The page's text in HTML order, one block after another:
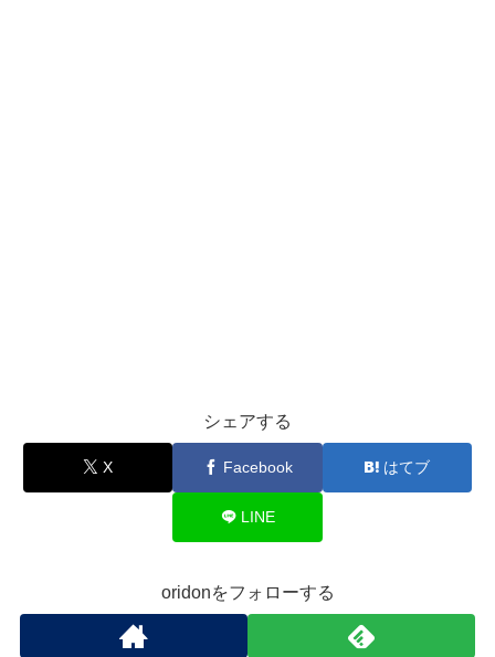
シェアする
X Facebook はてブ
LINE
oridonをフォローする